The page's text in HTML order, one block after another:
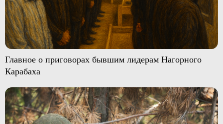
Главное о приговорах бывшим лидерам Нагорного
Карабаха